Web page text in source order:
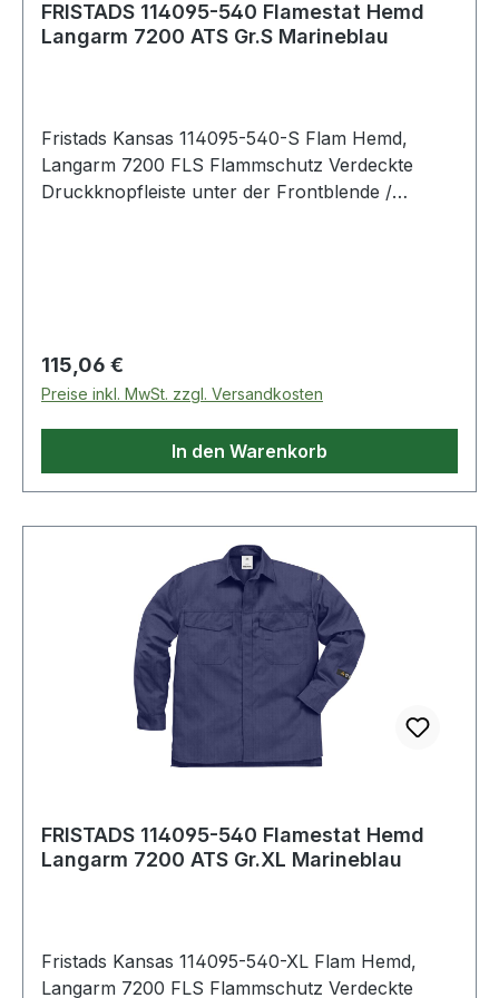
FRISTADS 114095-540 Flamestat Hemd
Langarm 7200 ATS Gr.S Marineblau
Fristads Kansas 114095-540-S Flam Hemd,
Langarm 7200 FLS Flammschutz Verdeckte
Druckknopfleiste unter der Frontblende /
EN 1149-5 / Industriewäsche geeignet gemäß ISO
15797 / OEKO-TEX® zertifiziert. Farbe:
Dunkelblau Material: 54% Modacryl, 44%
Baumwolle, 2% Karbon
Regulärer Preis:
115,06 €
Preise inkl. MwSt. zzgl. Versandkosten
In den Warenkorb
FRISTADS 114095-540 Flamestat Hemd
Langarm 7200 ATS Gr.XL Marineblau
Fristads Kansas 114095-540-XL Flam Hemd,
Langarm 7200 FLS Flammschutz Verdeckte